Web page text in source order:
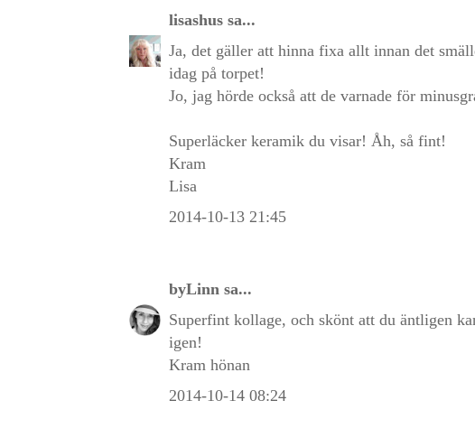
lisashus sa...
Ja, det gäller att hinna fixa allt innan det
idag på torpet!
Jo, jag hörde också att de varnade för
Superläcker keramik du visar! Åh, så fint!
Kram
Lisa
2014-10-13 21:45
byLinn sa...
Superfint kollage, och skönt att du äntligen
igen!
Kram hönan
2014-10-14 08:24